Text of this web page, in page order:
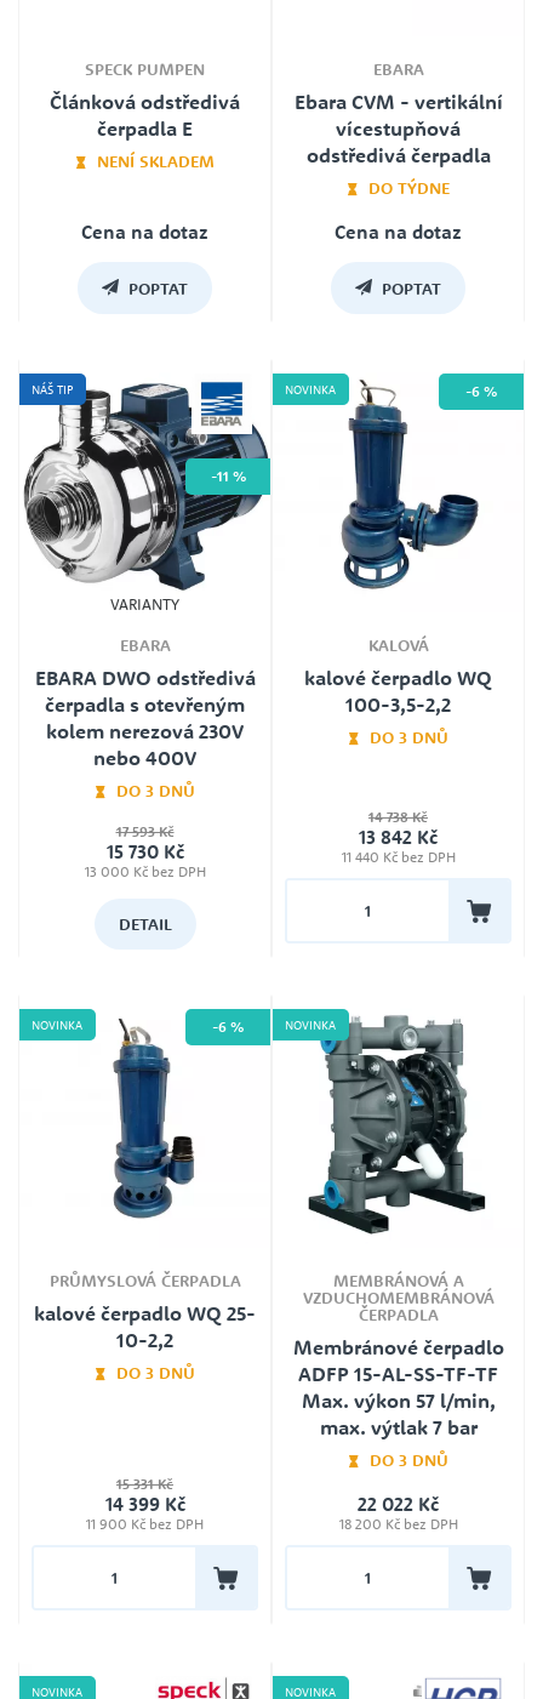
SPECK PUMPEN
Článková odstředivá
čerpadla E
NENÍ SKLADEM
Cena na dotaz
POPTAT
EBARA
Ebara CVM - vertikální
vícestupňová
odstředivá čerpadla
DO TÝDNE
Záruka
Jmenovité napětí
Cena na dotaz
POPTAT
NÁŠ TIP
-11 %
VARIANTY
EBARA
EBARA DWO odstředivá
čerpadla s otevřeným
kolem nerezová 230V
nebo 400V
DO 3 DNŮ
Typ
Ebara DWO 150 nerez 400V, Ebara
DWO 150M nerez 230V, Ebara
nerez 400V
17 593 Kč
15 730 Kč
13 000 Kč bez DPH
DETAIL
NOVINKA -6 %
KALOVÁ
kalové čerpadlo WQ
100-3,5-2,2
DO 3 DNŮ
Plovák
Ne
14 738 Kč
13 842 Kč
11 440 Kč bez DPH
NOVINKA -6 %
PRŮMYSLOVÁ ČERPADLA
kalové čerpadlo WQ 25-
10-2,2
DO 3 DNŮ
24
Jmenovité napětí
15 331 Kč
14 399 Kč
11 900 Kč bez DPH
NOVINKA
MEMBRÁNOVÁ A
VZDUCHOMEMBRÁNOVÁ
ČERPADLA
Membránové čerpadlo
ADFP 15-AL-SS-TF-TF
Max. výkon 57 l/min,
max. výtlak 7 bar
DO 3 DNŮ
Záruka
24
22 022 Kč
18 200 Kč bez DPH
NOVINKA NOVINKA